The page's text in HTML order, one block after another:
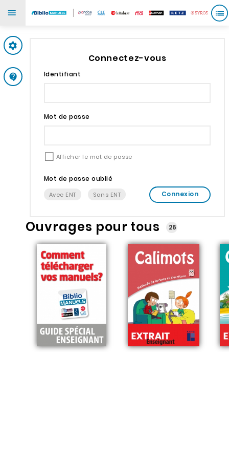
Support
Connectez-vous
Identifiant
Mot de passe
Afficher le mot de passe
Mot de passe oublié
Avec ENT Sans ENT Connexion
Ouvrages pour tous 26